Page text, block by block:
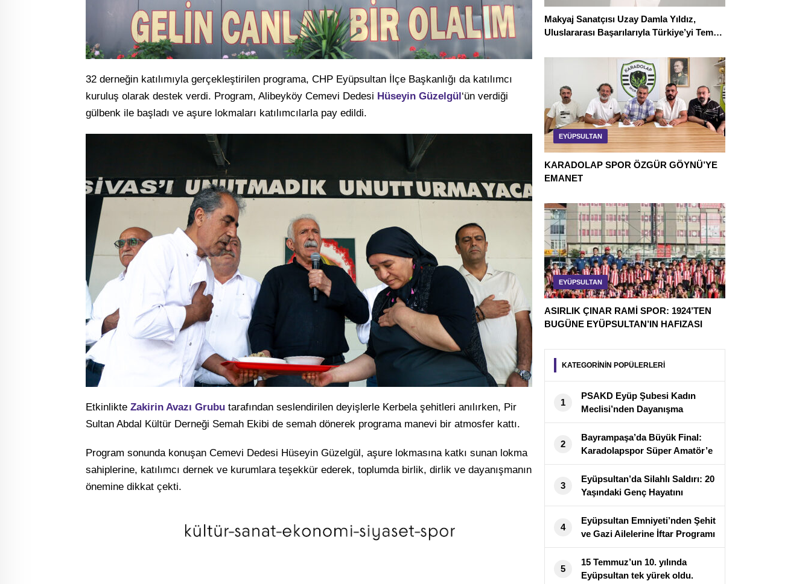
32 derneğin katılımıyla gerçekleştirilen programa, CHP Eyüpsultan İlçe Başkanlığı da katılımcı
kuruluş olarak destek verdi. Program, Alibeyköy Cemevi Dedesi Hüseyin Güzelgül‘ün verdiği
gülbenk ile başladı ve aşure lokmaları katılımcılarla pay edildi.
Etkinlikte Zakirin Avazı Grubu tarafından seslendirilen deyişlerle Kerbela şehitleri anılırken, Pir
Sultan Abdal Kültür Derneği Semah Ekibi de semah dönerek programa manevi bir atmosfer kattı.
Program sonunda konuşan Cemevi Dedesi Hüseyin Güzelgül, aşure lokmasına katkı sunan lokma
sahiplerine, katılımcı dernek ve kurumlara teşekkür ederek, toplumda birlik, dirlik ve dayanışmanın
önemine dikkat çekti.
Makyaj Sanatçısı Uzay Damla Yıldız,
Uluslararası Başarılarıyla Türkiye’yi Temsil
EYÜPSULTAN
KARADOLAP SPOR ÖZGÜR GÖYNÜ’YE
EMANET
EYÜPSULTAN
ASIRLIK ÇINAR RAMİ SPOR: 1924’TEN
BUGÜNE EYÜPSULTAN’IN HAFIZASI
KATEGORİNİN POPÜLERLERİ
1
PSAKD Eyüp Şubesi Kadın
Meclisi’nden Dayanışma
Etkinliği: Abdallar Pazarı Açıldı
2
Bayrampaşa’da Büyük Final:
Karadolapspor Süper Amatör’e
Döndü
3
Eyüpsultan’da Silahlı Saldırı: 20
Yaşındaki Genç Hayatını
Kaybetti
4
Eyüpsultan Emniyeti’nden Şehit
ve Gazi Ailelerine İftar Programı
5
15 Temmuz’un 10. yılında
Eyüpsultan tek yürek oldu.